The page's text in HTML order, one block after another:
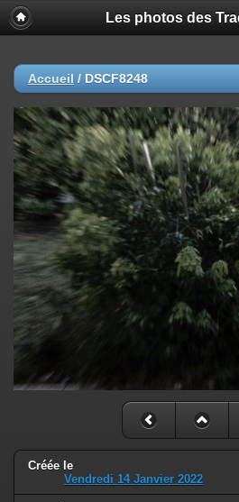
Les photos des
Accueil / DSCF8248
Créée le
Vendredi 14 Janvier 2022